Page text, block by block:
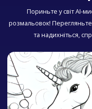
Пориньте у світ AI-
розмальовок!
та надихніться,